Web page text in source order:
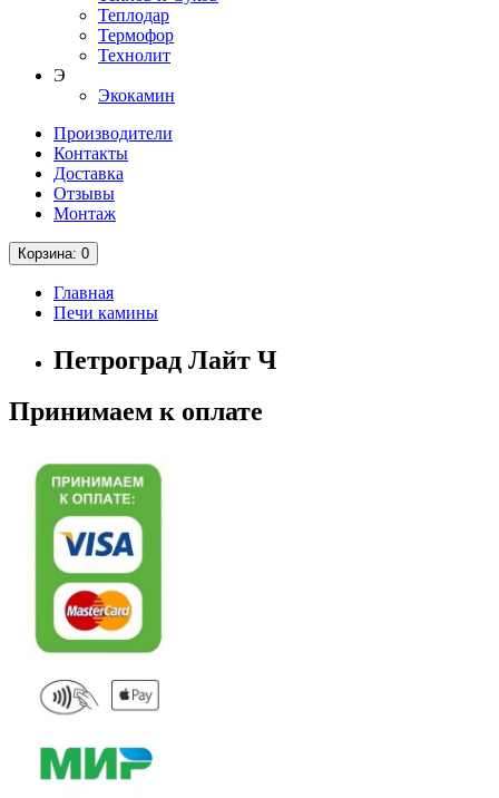
Теплодар
Термофор
Технолит
Э
Экокамин
Производители
Контакты
Доставка
Отзывы
Монтаж
Корзина: 0
Главная
Печи камины
Петроград Лайт Ч
Принимаем к оплате